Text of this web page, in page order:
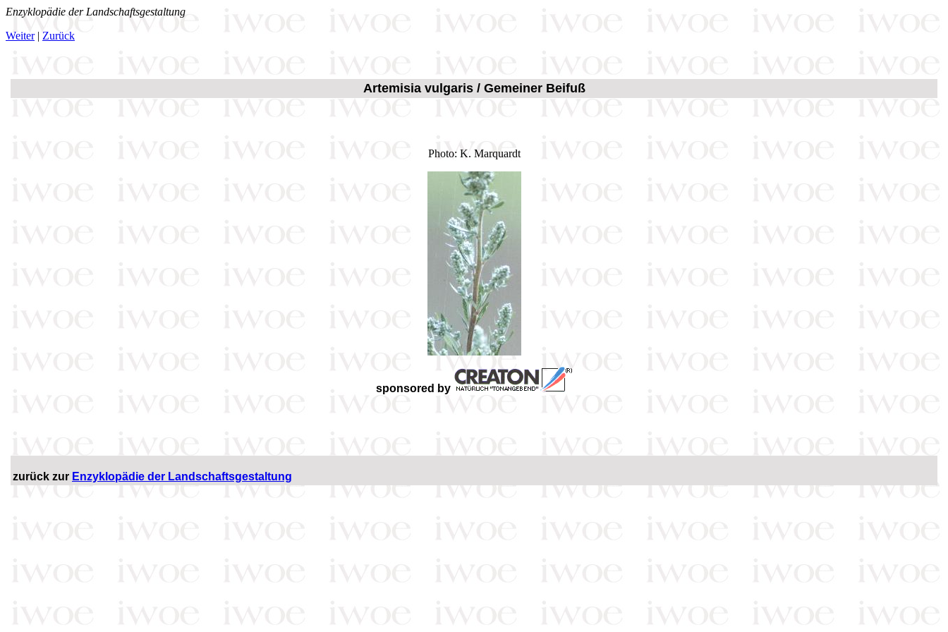
Enzyklopädie der Landschaftsgestaltung
Weiter| Zurück
Artemisia vulgaris / Gemeiner Beifuß
Photo: K. Marquardt
sponsored by
zurück zur Enzyklopädie der Landschaftsgestaltung